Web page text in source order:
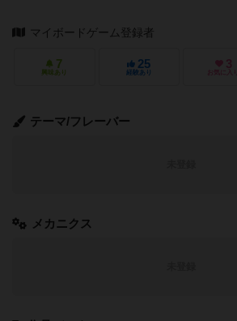
マイボードゲーム登録者
7
興味あり
25
経験あり
3
お気に入り
テーマ/フレーバー
メカニクス